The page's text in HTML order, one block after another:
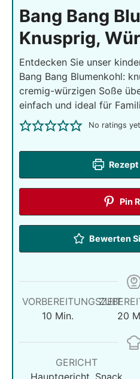
Bang Bang
Knusprig,
Entdecken Sie unser
Bang Bang Blumenkohl:
cremig-würzigen Soße
einfach und ideal für
No ratings yet
Pin
Bewerten
VORBEREITUNGSZEIT
10Minuten
Min.
20
GERICHT
Hauptgericht, Snack